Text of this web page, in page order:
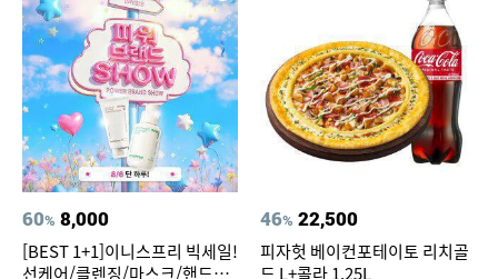
60% 8,000
[BEST 1+1]이니스프리 빅세일!
선케어/클렌징/마스크/핸드크
46% 22,500
피자헛 베이컨포테이토 리치골
드 L+콜라 1.25L